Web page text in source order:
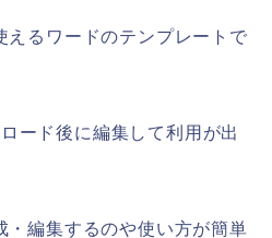
えるワードのテンプレートで
ード後に編集して利用が出
・編集するのや使い方が簡単